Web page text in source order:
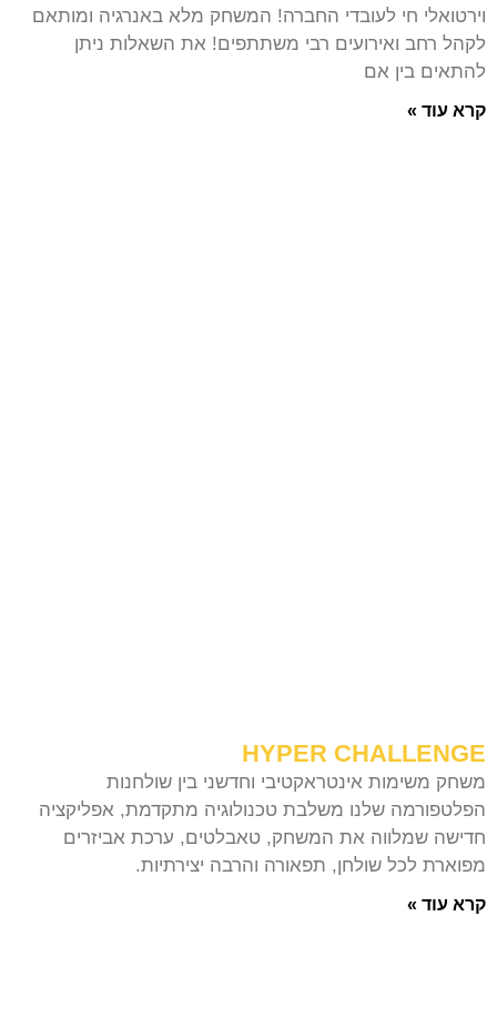
וירטואלי חי לעובדי החברה! המשחק מלא באנרגיה ומותאם
לקהל רחב ואירועים רבי משתתפים! את השאלות ניתן
להתאים בין אם
קרא עוד »
HYPER CHALLENGE
משחק משימות אינטראקטיבי וחדשני בין שולחנות
הפלטפורמה שלנו משלבת טכנולוגיה מתקדמת, אפליקציה
חדישה שמלווה את המשחק, טאבלטים, ערכת אביזרים
מפוארת לכל שולחן, תפאורה והרבה יצירתיות.
קרא עוד »